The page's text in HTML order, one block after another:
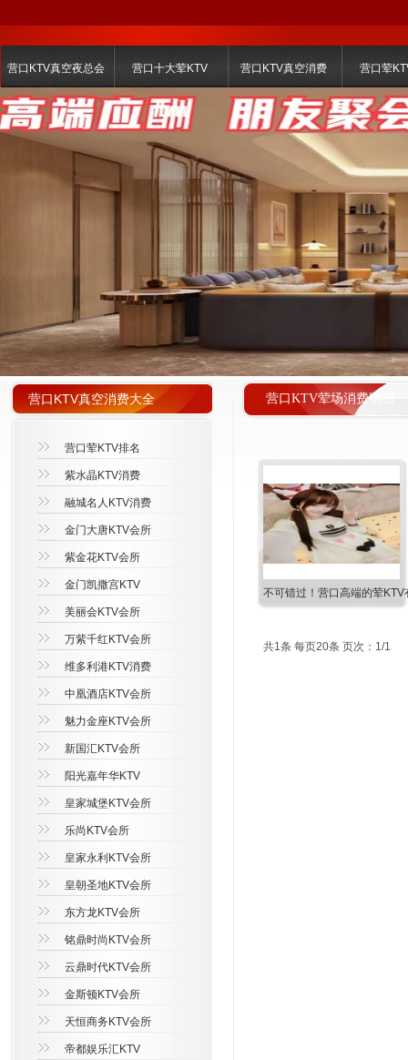
营口KTV真空夜总会 营口十大荤KTV 营口KTV真空消费 营口荤
营口KTV荤场消费明细
不可错过！营口高端的荤
共1条 每页20条 页次：1/1
营口KTV真空消费大全
营口荤KTV排名
紫水晶KTV消费
融城名人KTV消费
金门大唐KTV会所
紫金花KTV会所
金门凯撒宫KTV
美丽会KTV会所
万紫千红KTV会所
维多利港KTV消费
中凰酒店KTV会所
魅力金座KTV会所
新国汇KTV会所
阳光嘉年华KTV
皇家城堡KTV会所
乐尚KTV会所
皇家永利KTV会所
皇朝圣地KTV会所
东方龙KTV会所
铭鼎时尚KTV会所
云鼎时代KTV会所
金斯顿KTV会所
天恒商务KTV会所
帝都娱乐汇KTV